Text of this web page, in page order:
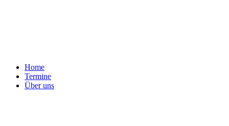
Home
Termine
Über uns